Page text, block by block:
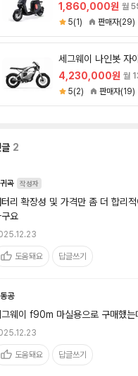
1,860,000원 월
5(1)
판매자(29)
세그웨이 나인봇
4,230,000원 월
5(2)
판매자(19)
2
곡 작성자
리 확장성 및 가격만 좀 더 합리
요
도움돼요 답글쓰기
공
웨이 f90m 마실용으로 구매했는
도움돼요 답글쓰기